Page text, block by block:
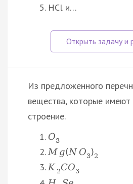
HCl и…
Из предложенного
вещества, которые имеют
строение.
O3
M g(N O3)2
K 2CO3